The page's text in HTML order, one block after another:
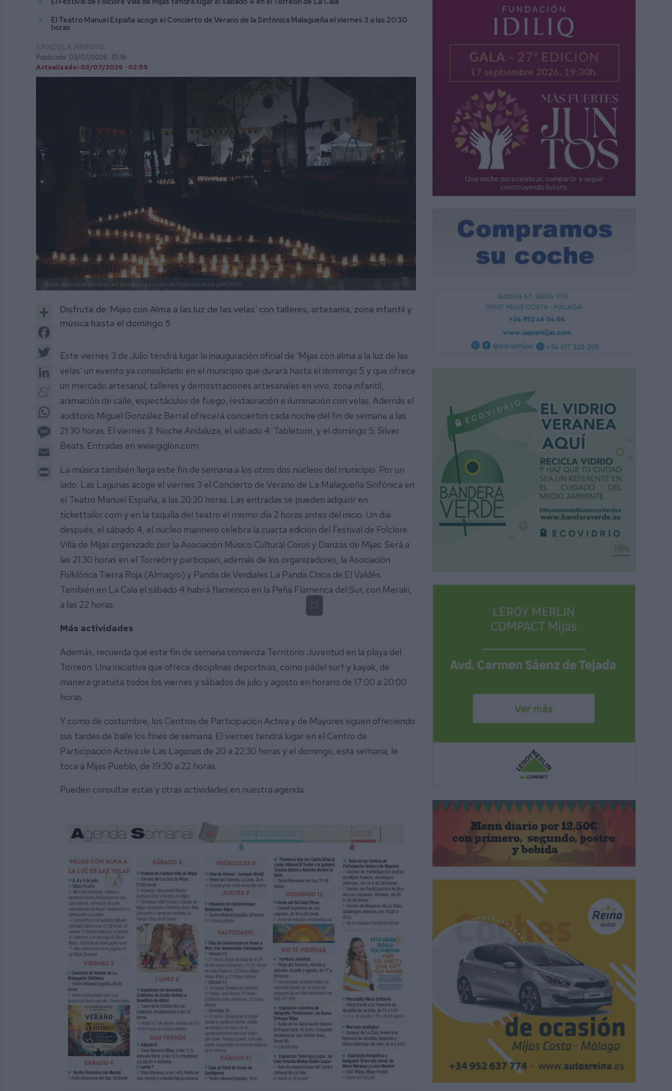
El Teatro Manuel España acoge el Concierto de Verano de la Sinfónica Malagueña el viernes 3 a las 20:30
horas
Publicado: 03/07/2026 · 01:16
Actualizado: 03/07/2026 · 02:55
Calle iluminada por velas en la segunda edición de Mijas con Alma | ARCHIVO.
Share
Facebook
LinkedIn
Meneame
Message
Email
Print
Disfruta de ‘Mijas con Alma a las luz de las velas’ con talleres, artesanía, zona infantil y
música hasta el domingo 5
Este viernes 3 de Julio tendrá lugar la inauguración oficial de ‘Mijas con alma a la luz de las
velas’ un evento ya consolidado en el municipio que durará hasta el domingo 5 y que ofrece
un mercado artesanal, talleres y demostraciones artesanales en vivo, zona infantil,
animación de calle, espectáculos de fuego, restauración e iluminación con velas. Además el
auditorio Miguel González Berral ofrecerá conciertos cada noche del fin de semana a las
21:30 horas. El viernes 3: Noche Andaluza; el sábado 4: Tabletom, y el domingo 5: Silver
Beats. Entradas en www.giglon.com
La música también llega este fin de semana a los otros dos núcleos del municipio. Por un
lado, Las Lagunas acoge el viernes 3 el Concierto de Verano de La Malagueña Sinfónica en
el Teatro Manuel España, a las 20:30 horas. Las entradas se pueden adquirir en
tickettailor.com y en la taquilla del teatro el mismo día 2 horas antes del inicio. Un día
después, el sábado 4, el núcleo marinero celebra la cuarta edición del Festival de Folclore
Villa de Mijas organizado por la Asociación Músico Cultural Coros y Danzas de Mijas. Será a
las 21:30 horas en el Torreón y participan, además de los organizadores, la Asociación
Folklórica Tierra Roja (Almagro) y Panda de Verdiales La Panda Chica de El Valdés.
También en La Cala el sábado 4 habrá flamenco en la Peña Flamenca del Sur, con Meraki,
a las 22 horas.
⛶
Más actividades
Además, recuerda que este fin de semana comienza Territorio Juventud en la playa del
Torreón. Una iniciativa que ofrece disciplinas deportivas, como pádel surf y kayak, de
manera gratuita todos los viernes y sábados de julio y agosto en horario de 17:00 a 20:00
horas.
Y como de costumbre, los Centros de Participación Activa y de Mayores siguen ofreciendo
sus tardes de baile los fines de semana. El viernes tendrá lugar en el Centro de
Participación Activa de Las Lagunas de 20 a 22:30 horas y el domingo, esta semana, le
toca a Mijas Pueblo, de 19:30 a 22 horas.
Pueden consultar estas y otras actividades en nuestra agenda: